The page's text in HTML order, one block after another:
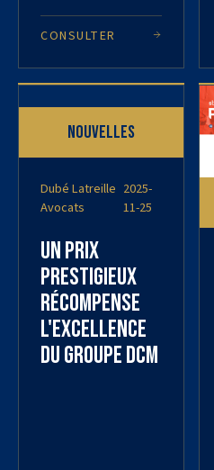
CONSULTER
Nouvelles
Dubé Latreille
Avocats
2025-
11-25
Un prix
prestigieux
récompense
l'excellence
du Groupe DCM